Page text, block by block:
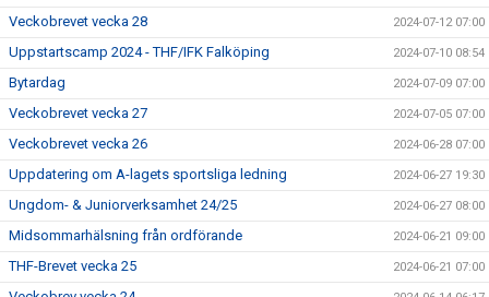
Veckobrevet vecka 28 2024-07-12 07:00
Uppstartscamp 2024 - THF/IFK Falköping 2024-07-10 08:54
Bytardag 2024-07-09 07:00
Veckobrevet vecka 27 2024-07-05 07:00
Veckobrevet vecka 26 2024-06-28 07:00
Uppdatering om A-lagets sportsliga ledning 2024-06-27 19:30
Ungdom- & Juniorverksamhet 24/25 2024-06-27 08:00
Midsommarhälsning från ordförande 2024-06-21 09:00
THF-Brevet vecka 25 2024-06-21 07:00